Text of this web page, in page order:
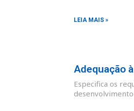
LEIA MAIS »
Adequação
Especifica os